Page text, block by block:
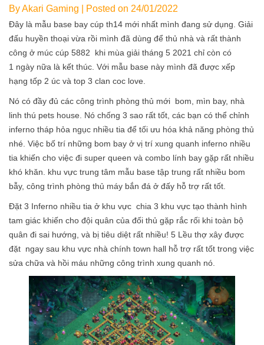
By Akari Gaming | Posted on 24/01/2022
Đây là mẫu base bay cúp th14 mới nhất mình đang sử dụng. Giải
đấu huyền thoại vừa rồi mình đã dùng để thủ nhà và rất thành
công ở múc cúp 5882 khi mùa giải tháng 5 2021 chỉ còn có
1 ngày nữa là kết thúc. Với mẫu base này mình đã được xếp
hạng tốp 2 úc và top 3 clan coc love.
Nó có đầy đủ các công trình phòng thủ mới bom, mìn bay, nhà
linh thú pets house. Nó chống 3 sao rất tốt, các bạn có thể chỉnh
inferno tháp hỏa ngục nhiều tia để tối ưu hóa khả năng phòng thủ
nhé. Việc bố trí những bom bay ở vị trí xung quanh inferno nhiều
tia khiến cho việc đi super queen và combo lính bay gặp rất nhiều
khó khăn. khu vực trung tâm mẫu base tập trung rất nhiều bom
bẫy, công trình phòng thủ máy bắn đá ở đấy hỗ trợ rất tốt.
Đặt 3 Inferno nhiều tia ở khu vực chia 3 khu vực tạo thành hình
tam giác khiến cho đội quân của đối thủ gặp rắc rối khi toàn bộ
quân đi sai hướng, và bị tiêu diệt rất nhiều! 5 Lều thợ xây được
đặt ngay sau khu vực nhà chính town hall hỗ trợ rất tốt trong việc
sửa chữa và hồi máu những công trình xung quanh nó.